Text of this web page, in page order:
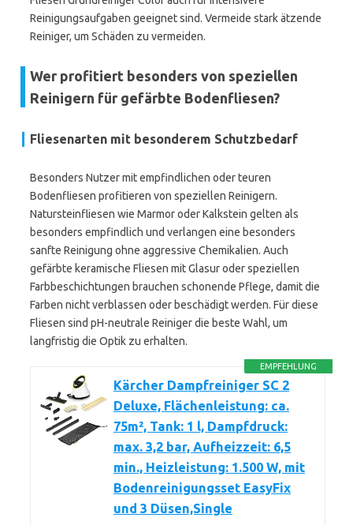
Reinigungsaufgaben geeignet sind. Vermeide stark ätzende
Reiniger, um Schäden zu vermeiden.
Wer profitiert besonders von speziellen
Reinigern für gefärbte Bodenfliesen?
Fliesenarten mit besonderem Schutzbedarf
Besonders Nutzer mit empfindlichen oder teuren
Bodenfliesen profitieren von speziellen Reinigern.
Natursteinfliesen wie Marmor oder Kalkstein gelten als
besonders empfindlich und verlangen eine besonders
sanfte Reinigung ohne aggressive Chemikalien. Auch
gefärbte keramische Fliesen mit Glasur oder speziellen
Farbbeschichtungen brauchen schonende Pflege, damit die
Farben nicht verblassen oder beschädigt werden. Für diese
Fliesen sind pH-neutrale Reiniger die beste Wahl, um
langfristig die Optik zu erhalten.
EMPFEHLUNG
Kärcher Dampfreiniger SC 2
Deluxe, Flächenleistung: ca.
75m², Tank: 1 l, Dampfdruck:
max. 3,2 bar, Aufheizzeit: 6,5
min., Heizleistung: 1.500 W, mit
Bodenreinigungsset EasyFix
und 3 Düsen,Single